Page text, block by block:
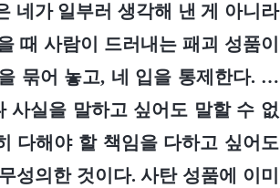
네가 일부러 생각해 낸 게 아니라
때 사람이 드러내는 패괴 성품이
묶어 놓고, 네 입을 통제한다. …
사실을 말하고 싶어도 말할 수 없
다해야 할 책임을 다하고 싶어도
성의한 것이다. 사탄 성품에 이미